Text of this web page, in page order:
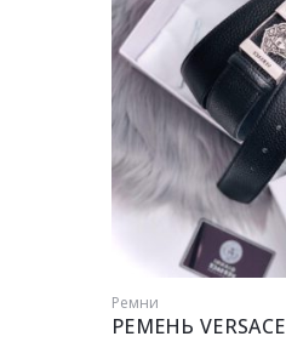
Ремни
РЕМЕНЬ VERSACE